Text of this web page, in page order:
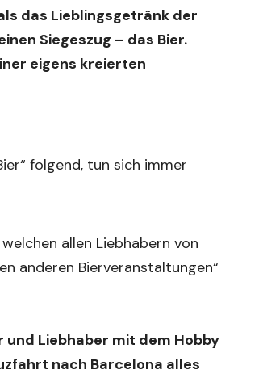
das Lieblingsgetränk der
Siegeszug – das Bier.
eigens kreierten
folgend, tun sich immer
allen Liebhabern von
anderen Bierveranstaltungen“
Liebhaber mit dem Hobby
nach Barcelona alles